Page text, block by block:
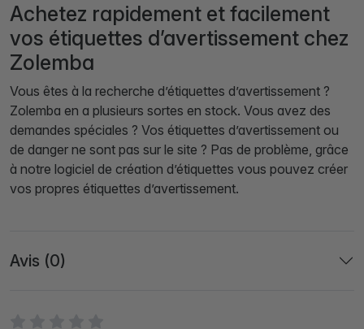
Achetez rapidement et facilement
vos étiquettes d’avertissement chez
Zolemba
Vous êtes à la recherche d’étiquettes d’avertissement ?
Zolemba en a plusieurs sortes en stock. Vous avez des
demandes spéciales ? Vos étiquettes d’avertissement ou
de danger ne sont pas sur le site ? Pas de problème, grâce
à notre logiciel de création d’étiquettes vous pouvez créer
vos propres étiquettes d’avertissement.
Avis (0)